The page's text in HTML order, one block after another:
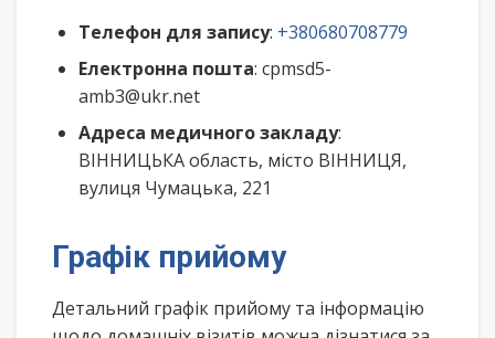
Телефон для запису: +380680708779
Електронна пошта: cpmsd5-
amb3@ukr.net
Адреса медичного закладу:
ВІННИЦЬКА область, місто ВІННИЦЯ,
вулиця Чумацька, 221
Графік прийому
Детальний графік прийому та інформацію